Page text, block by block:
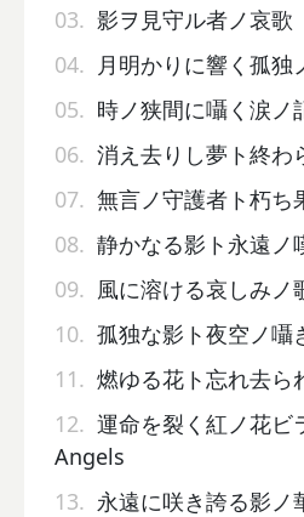
03. 影ヲ見守ル者ノ哀歌
04. 月明かりに響く孤独
05. 時ノ狭間に囁く涙ノ
06. 消え去りし夢ト終わ
07. 無言ノ守護者ト朽ち
08. 静かなる影ト永遠ノ
09. 風に溶ける哀しみノ
10. 孤独な影ト夜空ノ囁
11. 燃ゆる花ト忘れ去ら
12. 運命を裂く紅ノ花
Angels
13. 永遠に咲き誇る影ノ